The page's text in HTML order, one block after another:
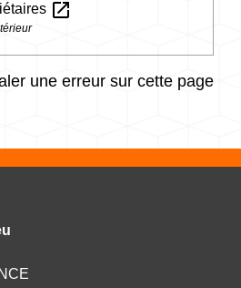
open_in_new
une erreur sur cette page